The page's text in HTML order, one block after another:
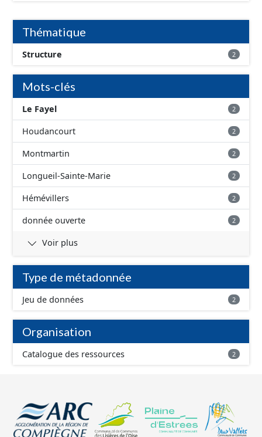
conformément aux prescriptions du standard CNIG Sites
Économiques. Ce lot ne contient pas la référence aux
terrains à vocation économique à ce jour. Il est filtré au-
delà des prescriptions du CNIG se limitant aux SCI.
Thématique
Structure 2
Mots-clés
Le Fayel 2
Houdancourt 2
Montmartin 2
Longueil-Sainte-Marie 2
Hémévillers 2
donnée ouverte 2
Voir plus
Type de métadonnée
Jeu de données 2
Organisation
Catalogue des ressources 2